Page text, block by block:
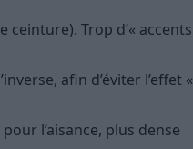
Trop d’« accents
afin d’éviter l’effet «
l’aisance, plus dense